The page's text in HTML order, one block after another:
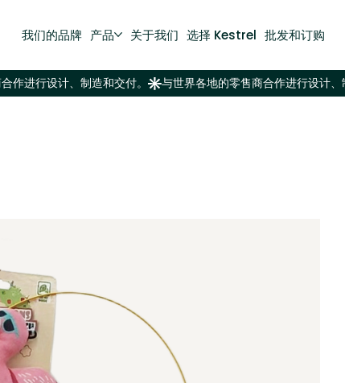
我们的品牌 产品 关于我们 选择 Kestrel 批发和订购